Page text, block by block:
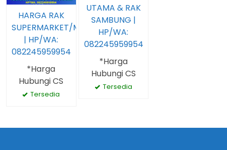
HARGA RAK
SUPERMARKET/MINIMARKET
| HP/WA:
082245959954
*Harga
Hubungi CS
Tersedia
UTAMA & RAK
SAMBUNG |
HP/WA:
082245959954
*Harga
Hubungi CS
Tersedia